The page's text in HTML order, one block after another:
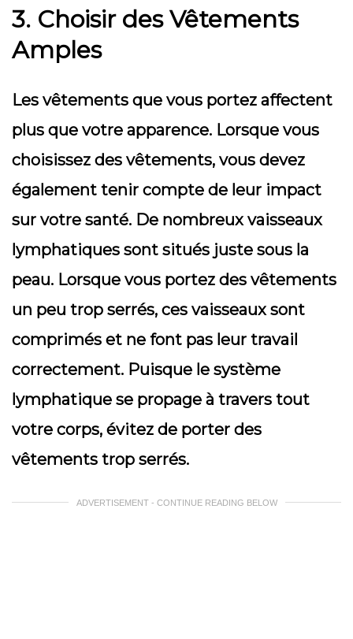
3. Choisir des Vêtements
Amples
Les vêtements que vous portez affectent
plus que votre apparence. Lorsque vous
choisissez des vêtements, vous devez
également tenir compte de leur impact
sur votre santé. De nombreux vaisseaux
lymphatiques sont situés juste sous la
peau. Lorsque vous portez des vêtements
un peu trop serrés, ces vaisseaux sont
comprimés et ne font pas leur travail
correctement. Puisque le système
lymphatique se propage à travers tout
votre corps, évitez de porter des
vêtements trop serrés.
ADVERTISEMENT - CONTINUE READING BELOW